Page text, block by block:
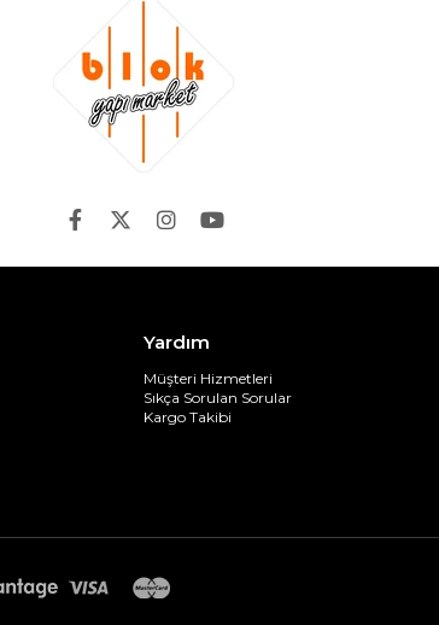
Yardım
Müşteri Hizmetleri
Sıkça Sorulan Sorular
Kargo Takibi